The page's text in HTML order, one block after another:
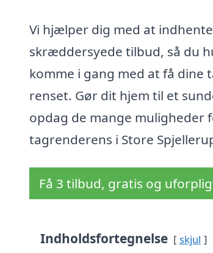
Vi hjælper dig med at indhente
skræddersyede tilbud, så du
komme i gang med at få dine
renset. Gør dit hjem til et
opdag de mange muligheder
tagrenderens i Store
Få 3 tilbud, gratis og
Indholdsfortegnelse skjul